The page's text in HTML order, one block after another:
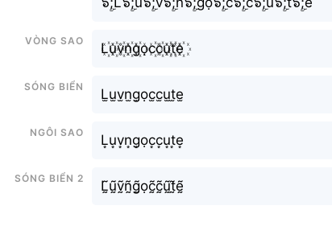
Vòng sao
L꙰u꙰v꙰n꙰g꙰ọc꙰c꙰u꙰t꙰e꙰
Sóng biển
L̫u̫v̫n̫g̫ọc̫c̫u̫t̫e̫
Ngôi sao
L͙u͙v͙n͙g͙ọc͙c͙u͙t͙e͙
Sóng biển 2
L̰̃ṵ̃ṽ̰ñ̰g̰̃ọc̰̃c̰̃ṵ̃t̰̃ḛ̃